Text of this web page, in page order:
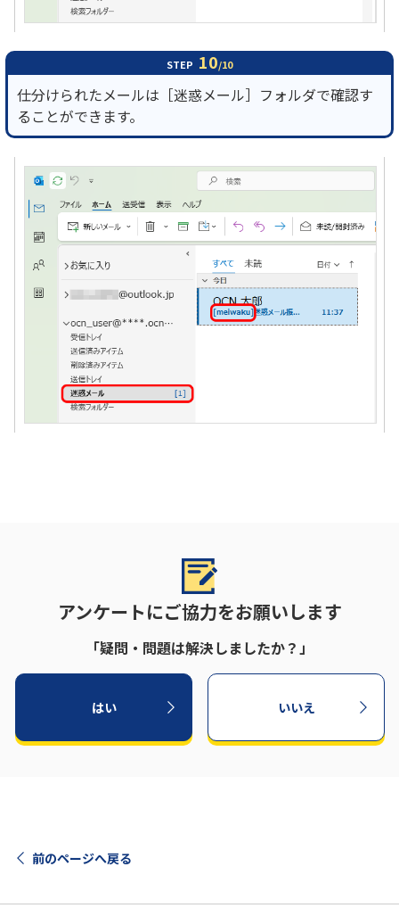
STEP 10/10
仕分けられたメールは［迷惑メール］フォルダで確認す
ることができます。
アンケートにご協力をお願いします
「疑問・問題は解決しましたか？」
はい いいえ
前のページへ戻る